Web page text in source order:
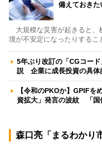
備えておき
大規模な災害が起きると、
境が不安定になったりする
5年ぶり改訂の「CGコー
説 企業に成長投資の具
【令和のPKOか】GPIFを
資拡大」発言の波紋 「
森口亮「まるわかり